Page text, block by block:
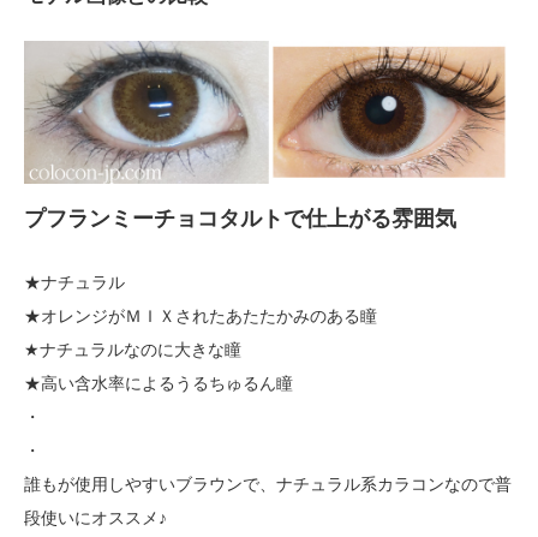
プフランミーチョコタルトで仕上がる雰囲気
★ナチュラル
★オレンジがＭＩＸされたあたたかみのある瞳
★ナチュラルなのに大きな瞳
★高い含水率によるうるちゅるん瞳
・
・
誰もが使用しやすいブラウンで、ナチュラル系カラコンなので普
段使いにオススメ♪